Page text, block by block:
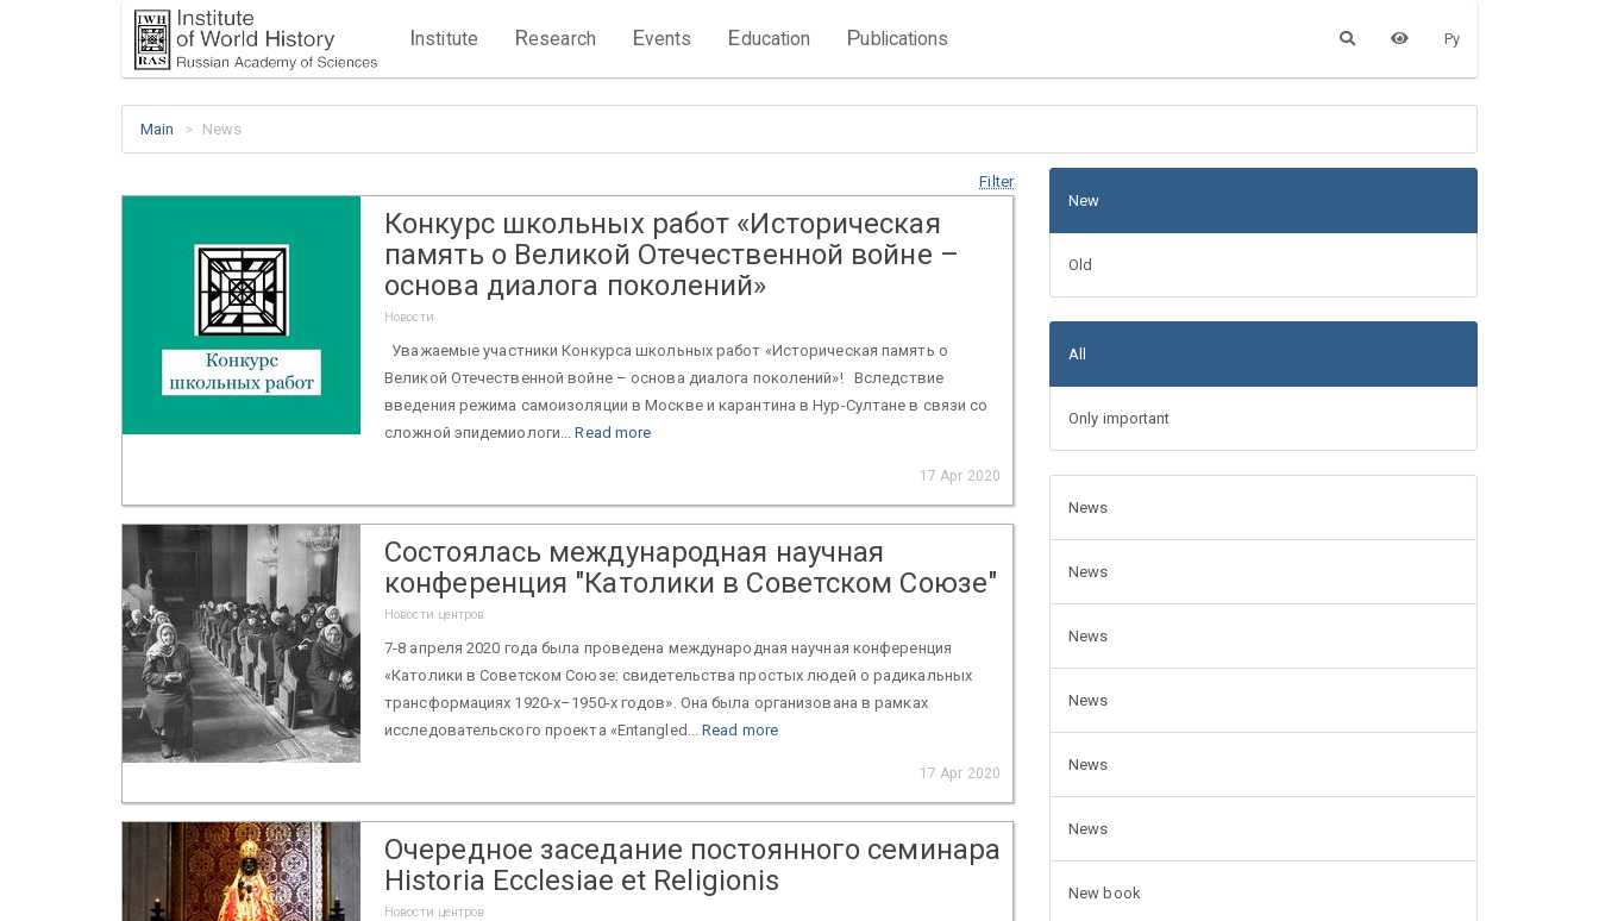
Institute Research Events Education Publications Ру
Main News
Filter
Конкурс школьных работ «Историческая
память о Великой Отечественной войне –
основа диалога поколений»
Новости
Уважаемые участники Конкурса школьных работ «Историческая память о
Великой Отечественной войне – основа диалога поколений»! Вследствие
введения режима самоизоляции в Москве и карантина в Нур-Султане в связи со
сложной эпидемиологи...Read more
17 Apr 2020
Состоялась международная научная
конференция "Католики в Советском Союзе"
Новости центров
7-8 апреля 2020 года была проведена международная научная конференция
«Католики в Советском Союзе: свидетельства простых людей о радикальных
трансформациях 1920-х–1950-х годов». Она была организована в рамках
исследовательского проекта «Entangled...Read more
17 Apr 2020
Очередное заседание постоянного семинара
Historia Ecclesiae et Religionis
Новости центров
New
Old
All
Only important
News
News
News
News
News
News
New book